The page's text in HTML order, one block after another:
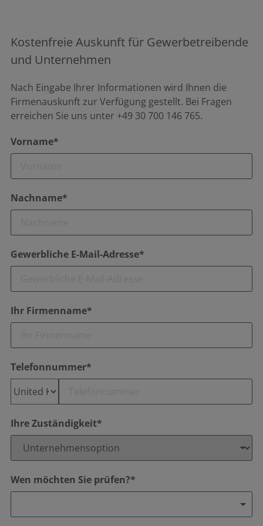
Kostenfreie Auskunft für Gewerbetreibende
und Unternehmen
Nach Eingabe Ihrer Informationen wird Ihnen die
Firmenauskunft zur Verfügung gestellt. Bei Fragen
erreichen Sie uns unter +49 30 700 146 765.
Vorname*
Nachname*
Gewerbliche E-Mail-Adresse*
Ihr Firmenname*
Telefonnummer*
Ihre Zuständigkeit*
Wen möchten Sie prüfen?*